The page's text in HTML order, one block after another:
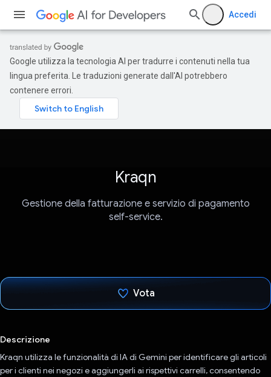
Accedi
Google utilizza la tecnologia AI per tradurre i contenuti nella tua
lingua preferita. Le traduzioni generate dall'AI potrebbero
contenere errori.
Kraqn
Gestione della fatturazione e servizio di pagamento
self-service.
Vota
Descrizione
Kraqn utilizza le funzionalità di IA di Gemini per identificare gli articoli
per i clienti nei negozi e aggiungerli ai rispettivi carrelli, consentendo